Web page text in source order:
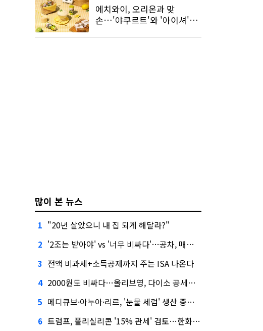
에치와이, 오리온과 맞
손…'야쿠르트'와 '아이셔'가
많이 본 뉴스
1 "20년 살았으니 내 집 되게 해달라?"
2 '2조는 받아야' vs '너무 비싸다'…공차, 매각 성공할까
3 전액 비과세+소득공제까지 주는 ISA 나온다
4 2000원도 비싸다…올리브영, 다이소 공세에 '가성비'로 맞불
5 메디큐브·아누아·리르, '눈물 세럼' 생산 중단한다
6 트럼프, 폴리실리콘 '15% 관세' 검토…한화큐셀·OCI 영향은?